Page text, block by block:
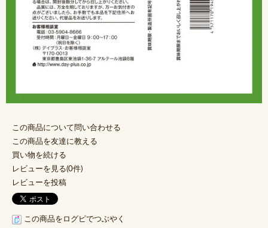
この商品について問い合わせる
この商品を友達に教える
買い物を続ける
レビューを見る(0件)
レビューを投稿
この商品をログピでつぶやく